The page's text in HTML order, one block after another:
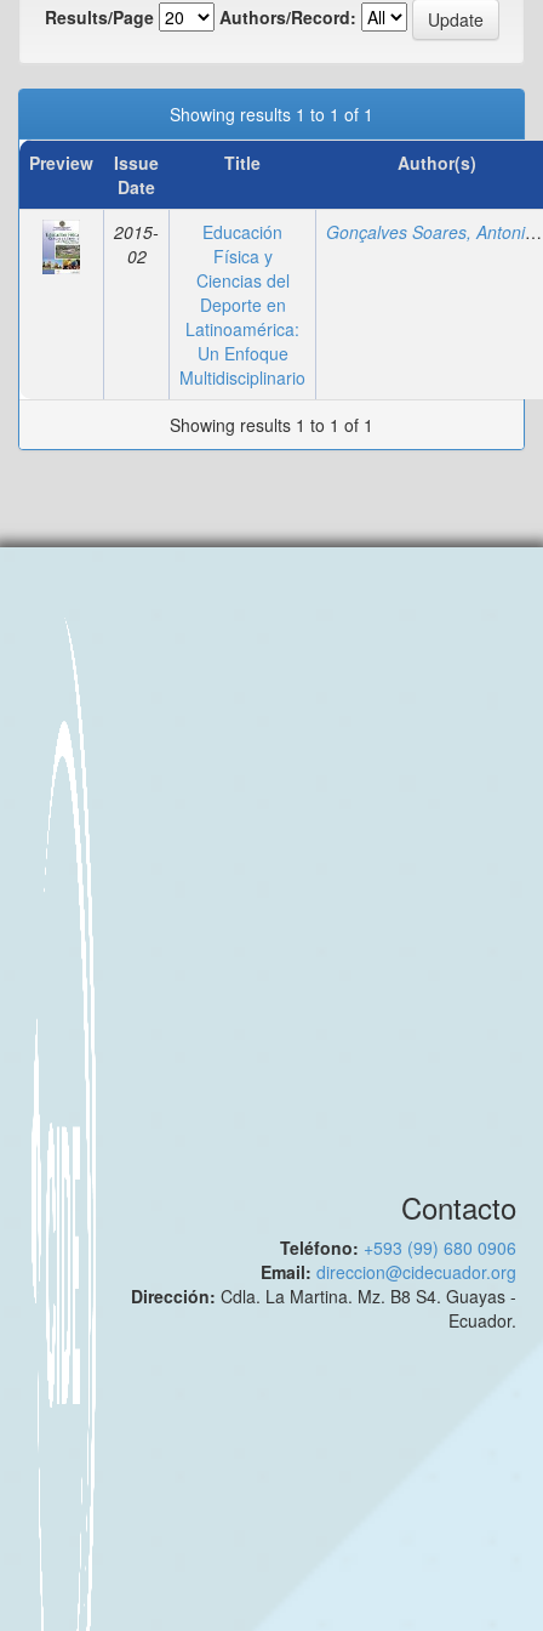
Results/Page
Authors/Record:
Showing results 1 to 1 of 1
Preview
Issue
Date
Title Author(s)
2015-
02
Educación
Física y
Ciencias del
Deporte en
Latinoamérica:
Un Enfoque
Multidisciplinario
Gonçalves Soares, Antonio;
Showing results 1 to 1 of 1
Contacto
Teléfono: +593 (99) 680 0906
Email:direccion@cidecuador.org
Dirección:Cdla. La Martina. Mz. B8 S4. Guayas -
Ecuador.